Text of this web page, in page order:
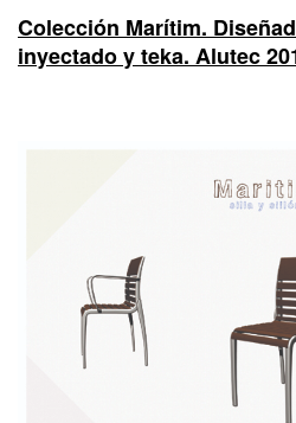
Colección Marítim.
inyectado y teka. Alutec